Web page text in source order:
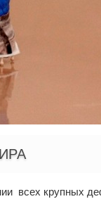
всех крупных